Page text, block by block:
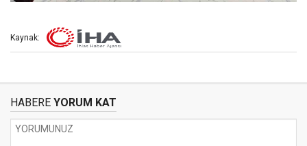
Kaynak:
HABERE YORUM KAT